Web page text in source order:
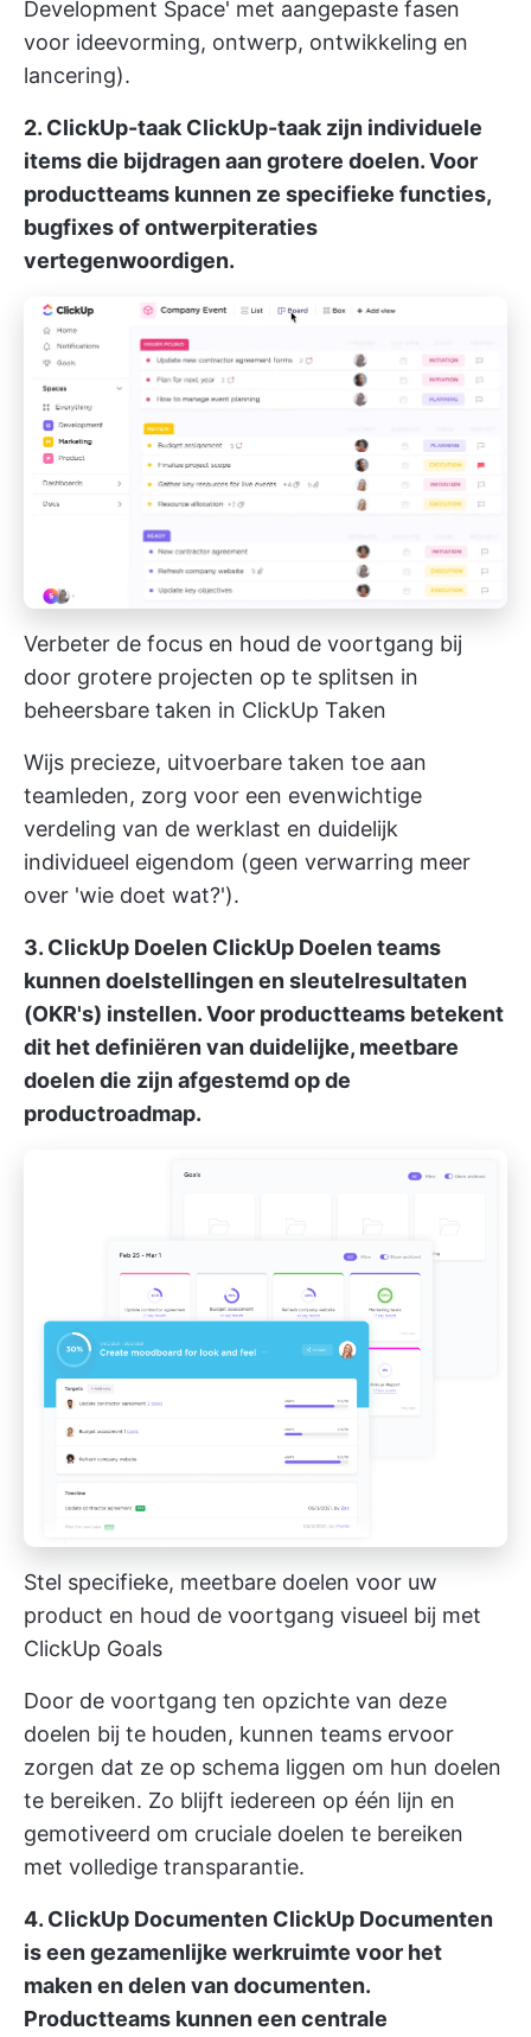
Development Space' met aangepaste fasen
voor ideevorming, ontwerp, ontwikkeling en
lancering).
2. ClickUp-taak ClickUp-taak zijn individuele
items die bijdragen aan grotere doelen. Voor
productteams kunnen ze specifieke functies,
bugfixes of ontwerpiteraties
vertegenwoordigen.
Verbeter de focus en houd de voortgang bij
door grotere projecten op te splitsen in
beheersbare taken in ClickUp Taken
Wijs precieze, uitvoerbare taken toe aan
teamleden, zorg voor een evenwichtige
verdeling van de werklast en duidelijk
individueel eigendom (geen verwarring meer
over 'wie doet wat?').
3. ClickUp Doelen ClickUp Doelenteams
kunnen doelstellingen en sleutelresultaten
(OKR's) instellen. Voor productteams betekent
dit het definiëren van duidelijke, meetbare
doelen die zijn afgestemd op de
productroadmap.
Stel specifieke, meetbare doelen voor uw
product en houd de voortgang visueel bij met
ClickUp Goals
Door de voortgang ten opzichte van deze
doelen bij te houden, kunnen teams ervoor
zorgen dat ze op schema liggen om hun doelen
te bereiken. Zo blijft iedereen op één lijn en
gemotiveerd om cruciale doelen te bereiken
met volledige transparantie.
4. ClickUp Documenten ClickUp Documenten
is een gezamenlijke werkruimte voor het
maken en delen van documenten.
Productteams kunnen een centrale